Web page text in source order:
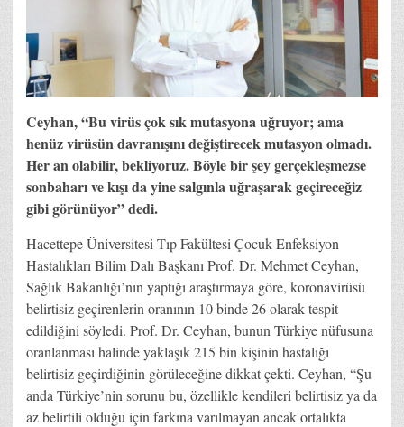
Ceyhan, “Bu virüs çok sık mutasyona uğruyor; ama
henüz virüsün davranışını değiştirecek mutasyon olmadı.
Her an olabilir, bekliyoruz. Böyle bir şey gerçekleşmezse
sonbaharı ve kışı da yine salgınla uğraşarak geçireceğiz
gibi görünüyor” dedi.
Hacettepe Üniversitesi Tıp Fakültesi Çocuk Enfeksiyon
Hastalıkları Bilim Dalı Başkanı Prof. Dr. Mehmet Ceyhan,
Sağlık Bakanlığı’nın yaptığı araştırmaya göre, koronavirüsü
belirtisiz geçirenlerin oranının 10 binde 26 olarak tespit
edildiğini söyledi. Prof. Dr. Ceyhan, bunun Türkiye nüfusuna
oranlanması halinde yaklaşık 215 bin kişinin hastalığı
belirtisiz geçirdiğinin görüleceğine dikkat çekti. Ceyhan, “Şu
anda Türkiye’nin sorunu bu, özellikle kendileri belirtisiz ya da
az belirtili olduğu için farkına varılmayan ancak ortalıkta